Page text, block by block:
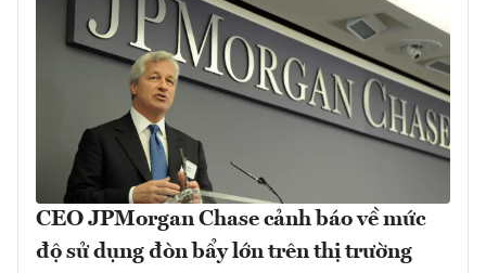
CEO JPMorgan Chase cảnh báo về mức
độ sử dụng đòn bẩy lớn trên thị trường